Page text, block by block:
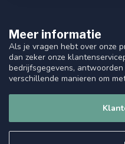
Meer informatie
Als je vragen hebt over onze
dan zeker onze
bedrijfsgegevens,
verschillende manieren om